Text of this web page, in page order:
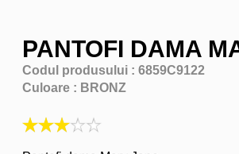
PANTOFI DAMA
Codul produsului : 6859C9122
Culoare : BRONZ